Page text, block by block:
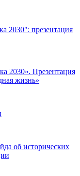
2030": презентация
2030». Презентация
жизнь»
об исторических